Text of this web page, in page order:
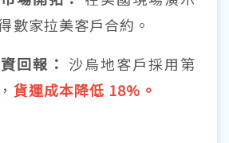
數家拉美客戶合約。
回報： 沙烏地客戶採用第
貨運成本降低 18%。